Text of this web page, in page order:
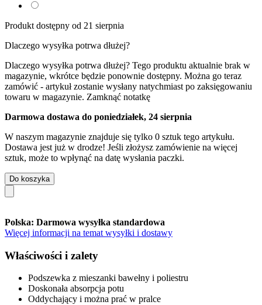
Produkt dostępny od 21 sierpnia
Dlaczego wysyłka potrwa dłużej?
Dlaczego wysyłka potrwa dłużej? Tego produktu aktualnie brak w
magazynie, wkrótce będzie ponownie dostępny. Można go teraz
zamówić - artykuł zostanie wysłany natychmiast po zaksięgowaniu
towaru w magazynie. Zamknąć notatkę
Darmowa dostawa do poniedziałek, 24 sierpnia
W naszym magazynie znajduje się tylko 0 sztuk tego artykułu.
Dostawa jest już w drodze! Jeśli złożysz zamówienie na więcej
sztuk, może to wpłynąć na datę wysłania paczki.
Do koszyka
Polska: Darmowa wysyłka standardowa
Więcej informacji na temat wysyłki i dostawy
Właściwości i zalety
Podszewka z mieszanki bawełny i poliestru
Doskonała absorpcja potu
Oddychający i można prać w pralce